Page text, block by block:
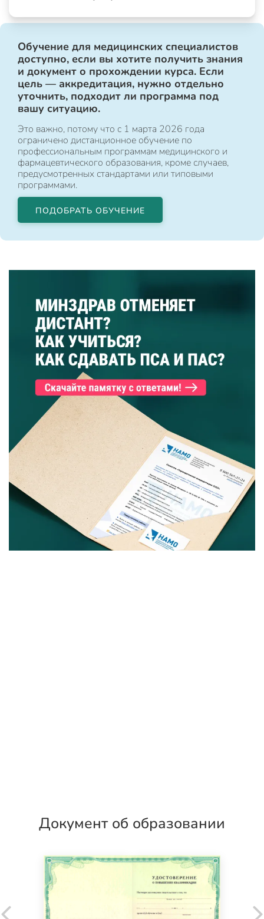
Обучение для медицинских специалистов
доступно, если вы хотите получить знания
и документ о прохождении курса. Если
цель — аккредитация, нужно отдельно
уточнить, подходит ли программа под
вашу ситуацию.
Это важно, потому что с 1 марта 2026 года
ограничено дистанционное обучение по
профессиональным программам медицинского и
фармацевтического образования, кроме случаев,
предусмотренных стандартами или типовыми
программами.
ПОДОБРАТЬ ОБУЧЕНИЕ
Документ об образовании